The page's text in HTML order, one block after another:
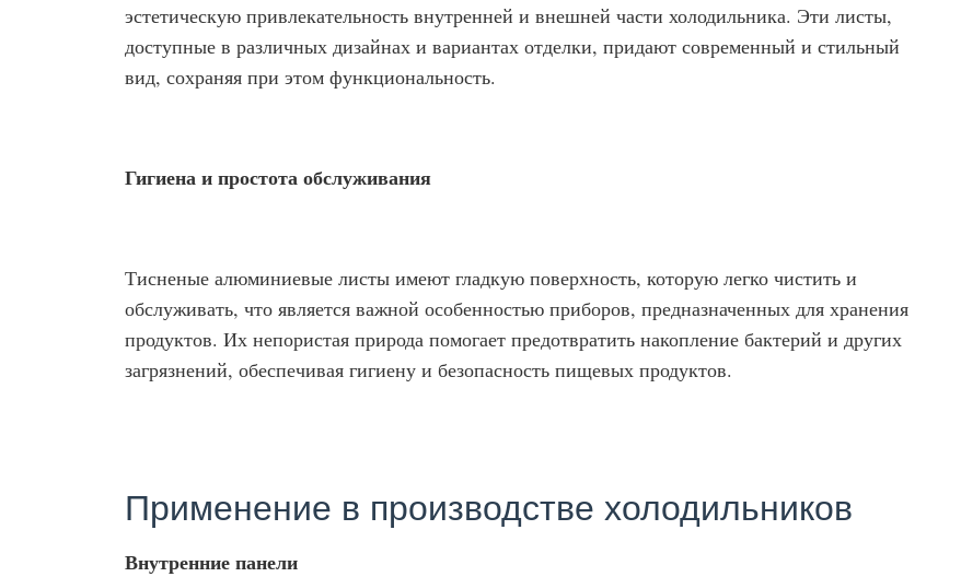
эстетическую привлекательность внутренней и внешней части холодильника. Эти листы,
доступные в различных дизайнах и вариантах отделки, придают современный и стильный
вид, сохраняя при этом функциональность.
Гигиена и простота обслуживания
Тисненые алюминиевые листы имеют гладкую поверхность, которую легко чистить и
обслуживать, что является важной особенностью приборов, предназначенных для хранения
продуктов. Их непористая природа помогает предотвратить накопление бактерий и других
загрязнений, обеспечивая гигиену и безопасность пищевых продуктов.
Применение в производстве холодильников
Внутренние панели